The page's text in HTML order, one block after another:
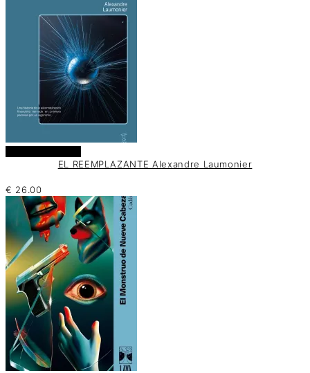
EL REEMPLAZANTE Alexandre Laumonier
€ 26.00